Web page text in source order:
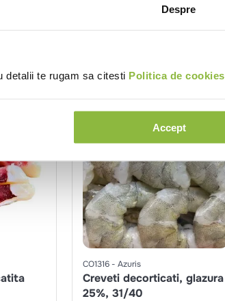
Despre
detalii te rugam sa citesti Politica de cookies
Accept
CO1316 Azuris
Creveti decorticati, glazura
25%, 31/40